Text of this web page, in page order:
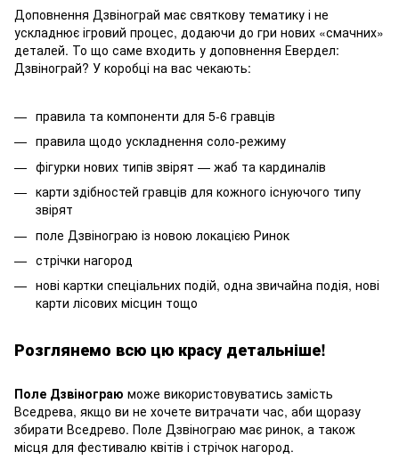
Доповнення Дзвінограй має святкову тематику і не
ускладнює ігровий процес, додаючи до гри нових «смачних»
деталей. То що саме входить у доповнення Евердел:
Дзвінограй? У коробці на вас чекають:
правила та компоненти для 5-6 гравців
правила щодо ускладнення соло-режиму
фігурки нових типів звірят — жаб та кардиналів
карти здібностей гравців для кожного існуючого типу
звірят
поле Дзвінограю із новою локацією Ринок
стрічки нагород
нові картки спеціальних подій, одна звичайна подія, нові
карти лісових місцин тощо
Розглянемо всю цю красу детальніше!
Поле Дзвінограю може використовуватись замість
Вседрева, якщо ви не хочете витрачати час, аби щоразу
збирати Вседрево. Поле Дзвінограю має ринок, а також
місця для фестивалю квітів і стрічок нагород.